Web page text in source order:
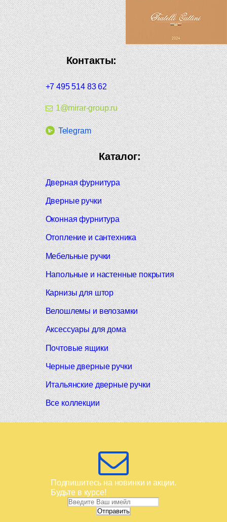
Контакты:
+7 495 514 83 62
1@mirar-group.ru
Telegram
Каталог:
Дверная фурнитура
Дверные ручки
Оконная фурнитура
Отопление и сантехника
Мебельные ручки
Напольные и настенные покрытия
Карнизы для штор
Велошлемы и велозамки
Аксессуары для дома
Почтовые ящики
Черные дверные ручки
Итальянские дверные ручки
Все коллекции
Подпишитесь на новинки и акции.
Будьте в курсе!